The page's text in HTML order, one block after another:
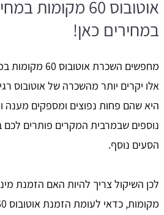
אוטובוס 60
במחירים כאן!
מחפשים השכרת
היא שהם פחות נפוצים ומספקים מענה
נוספים שבמרבית המקרים פותרים
הסעים נוסף.